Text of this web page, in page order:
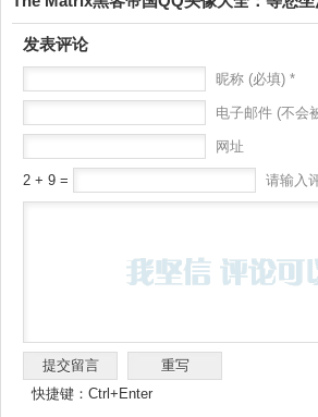
发表评论
昵称 (必填) *
电子邮件 (不会
网址
2 + 9 = 请输入
快捷键：Ctrl+Enter